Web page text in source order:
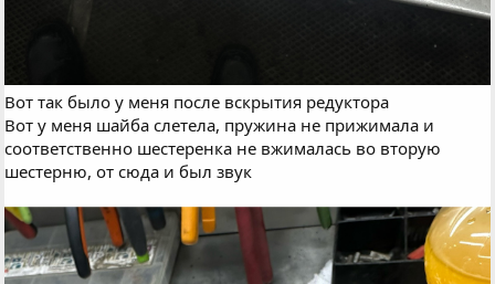
Вот так было у меня после вскрытия редуктора
Вот у меня шайба слетела, пружина не прижимала и
соответственно шестеренка не вжималась во вторую
шестерню, от сюда и был звук